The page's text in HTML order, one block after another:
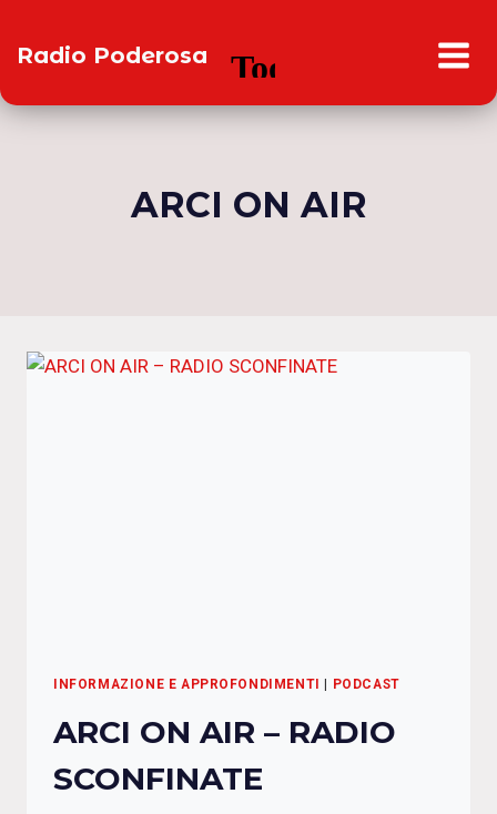
Radio Poderosa
ARCI ON AIR
INFORMAZIONE E APPROFONDIMENTI | PODCAST
ARCI ON AIR – RADIO
SCONFINATE